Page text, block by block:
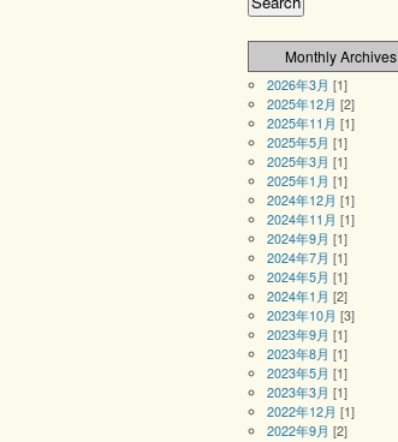
Monthly Archives
2026年3月 [1]
2025年12月 [2]
2025年11月 [1]
2025年5月 [1]
2025年3月 [1]
2025年1月 [1]
2024年12月 [1]
2024年11月 [1]
2024年9月 [1]
2024年7月 [1]
2024年5月 [1]
2024年1月 [2]
2023年10月 [3]
2023年9月 [1]
2023年8月 [1]
2023年5月 [1]
2023年3月 [1]
2022年12月 [1]
2022年9月 [2]